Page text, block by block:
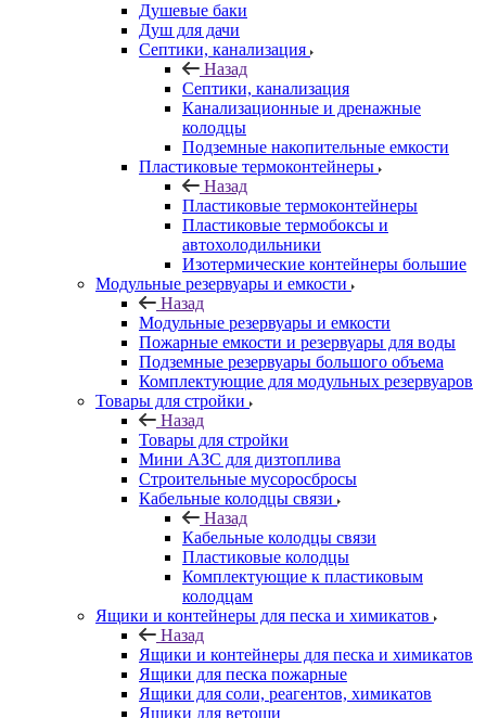
Душевые баки
Душ для дачи
Септики, канализация
Назад
Септики, канализация
Канализационные и дренажные
колодцы
Подземные накопительные емкости
Пластиковые термоконтейнеры
Назад
Пластиковые термоконтейнеры
Пластиковые термобоксы и
автохолодильники
Изотермические контейнеры большие
Модульные резервуары и емкости
Назад
Модульные резервуары и емкости
Пожарные емкости и резервуары для воды
Подземные резервуары большого объема
Комплектующие для модульных резервуаров
Товары для стройки
Назад
Товары для стройки
Мини АЗС для дизтоплива
Строительные мусоросбросы
Кабельные колодцы связи
Назад
Кабельные колодцы связи
Пластиковые колодцы
Комплектующие к пластиковым
колодцам
Ящики и контейнеры для песка и химикатов
Назад
Ящики и контейнеры для песка и химикатов
Ящики для песка пожарные
Ящики для соли, реагентов, химикатов
Ящики для ветоши